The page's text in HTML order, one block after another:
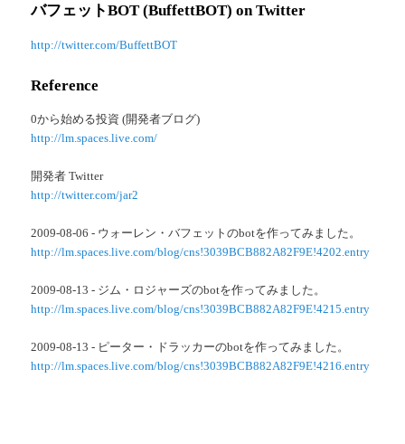
バフェットBOT (BuffettBOT) on Twitter
http://twitter.com/BuffettBOT
Reference
0から始める投資 (開発者ブログ)
http://lm.spaces.live.com/
開発者 Twitter
http://twitter.com/jar2
2009-08-06 - ウォーレン・バフェットのbotを作ってみました。
http://lm.spaces.live.com/blog/cns!3039BCB882A82F9E!4202.entry
2009-08-13 - ジム・ロジャーズのbotを作ってみました。
http://lm.spaces.live.com/blog/cns!3039BCB882A82F9E!4215.entry
2009-08-13 - ピーター・ドラッカーのbotを作ってみました。
http://lm.spaces.live.com/blog/cns!3039BCB882A82F9E!4216.entry